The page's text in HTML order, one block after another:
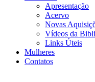
Apresentação
Acervo
Novas
Vídeos da
Links Úteis
Mulheres
Contatos